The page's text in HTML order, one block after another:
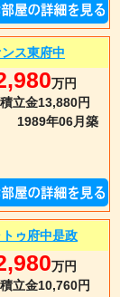
ス東府中
万円
立金13,880円
1989年06月 築
ゥ府中是政
万円
立金10,760円